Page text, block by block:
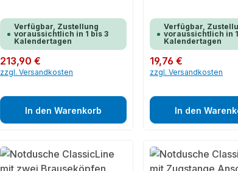
Verfügbar, Zustellung
voraussichtlich in 1 bis 3
Kalendertagen
Regulärer Preis:
213,90 €
zzgl. Versandkosten
In den Warenkorb
Verfügbar,
voraussichtlich in
Kalendertagen
Regulärer Preis:
19,76 €
zzgl. Versandkosten
In den